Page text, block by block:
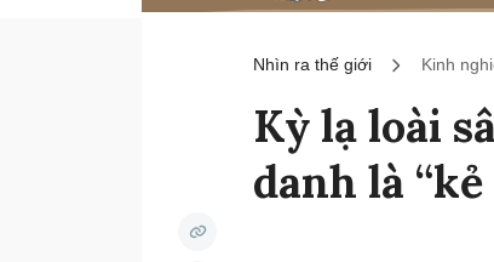
Nhìn ra thế giới Kinh
Kỳ lạ loài
danh là